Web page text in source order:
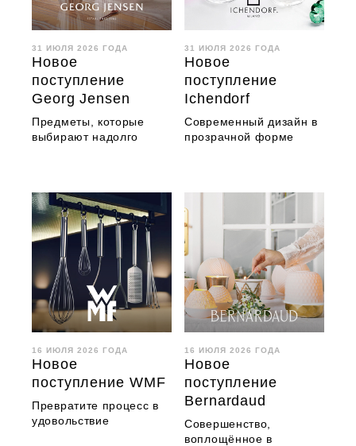
31 ИЮЛЯ 2026 ГОДА
Новое
поступление
Georg Jensen
Предметы, которые
выбирают надолго
31 ИЮЛЯ 2026 ГОДА
Новое
поступление
Ichendorf
Современный дизайн в
прозрачной форме
16 ИЮЛЯ 2026 ГОДА
Новое
поступление WMF
Превратите процесс в
удовольствие
16 ИЮЛЯ 2026 ГОДА
Новое
поступление
Bernardaud
Совершенство,
воплощённое в